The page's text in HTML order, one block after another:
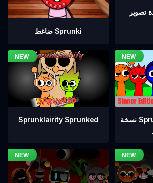
ضاغط Sprunki
Sprunklairity Sprunked
نسخة Sprunki الخاطئ Jevin